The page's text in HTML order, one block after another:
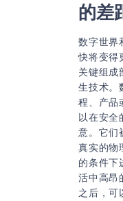
的差
数字世界
快将变得
关键组成
生技术。
程、产品
以在安全
意。它们
真实的物
的条件下
活中高昂
之后，可